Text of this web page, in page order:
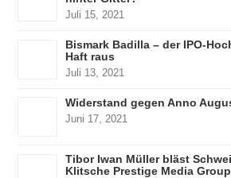
Juli 15, 2021
Bismark Badilla – der IPO-
Haft raus
Juli 13, 2021
Widerstand gegen Anno
Juni 17, 2021
Tibor Iwan Müller bläst
Klitsche Prestige Media